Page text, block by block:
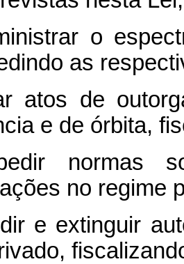
o
as
atos de
e de órbita,
normas
no regime
e extinguir